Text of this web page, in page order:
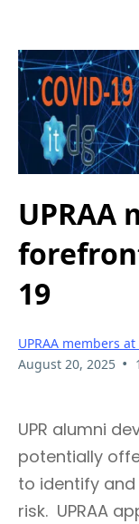
UPRAA
19
UPRAA members
August 20, 2025 •
UPR alumni
potentially
to identify
risk. UPRAA